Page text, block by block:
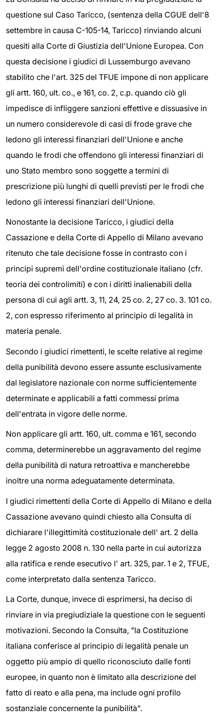
questione sul Caso Taricco, (sentenza della CGUE dell'8
settembre in causa C-105-14, Taricco) rinviando alcuni
quesiti alla Corte di Giustizia dell'Unione Europea. Con
questa decisione i giudici di Lussemburgo avevano
stabilito che l'art. 325 del TFUE impone di non applicare
gli artt. 160, ult. co., e 161, co. 2, c.p. quando ciò gli
impedisce di infliggere sanzioni effettive e dissuasive in
un numero considerevole di casi di frode grave che
ledono gli interessi finanziari dell'Unione e anche
quando le frodi che offendono gli interessi finanziari di
uno Stato membro sono soggette a termini di
prescrizione più lunghi di quelli previsti per le frodi che
ledono gli interessi finanziari dell'Unione.
Nonostante la decisione Taricco, i giudici della
Cassazione e della Corte di Appello di Milano avevano
ritenuto che tale decisione fosse in contrasto con i
principi supremi dell'ordine costituzionale italiano (cfr.
teoria dei controlimiti) e con i diritti inalienabili della
persona di cui agli artt. 3, 11, 24, 25 co. 2, 27 co. 3. 101 co.
2, con espresso riferimento al principio di legalità in
materia penale.
Secondo i giudici rimettenti, le scelte relative al regime
della punibilità devono essere assunte esclusivamente
dal legislatore nazionale con norme sufficientemente
determinate e applicabili a fatti commessi prima
dell'entrata in vigore delle norme.
Non applicare gli artt. 160, ult. comma e 161, secondo
comma, determinerebbe un aggravamento del regime
della punibilità di natura retroattiva e mancherebbe
inoltre una norma adeguatamente determinata.
I giudici rimettenti della Corte di Appello di Milano e della
Cassazione avevano quindi chiesto alla Consulta di
dichiarare l'illegittimità costituzionale dell' art. 2 della
legge 2 agosto 2008 n. 130 nella parte in cui autorizza
alla ratifica e rende esecutivo l' art. 325, par. 1 e 2, TFUE,
come interpretato dalla sentenza Taricco.
La Corte, dunque, invece di esprimersi, ha deciso di
rinviare in via pregiudiziale la questione con le seguenti
motivazioni. Secondo la Consulta, "la Costituzione
italiana conferisce al principio di legalità penale un
oggetto più ampio di quello riconosciuto dalle fonti
europee, in quanto non è limitato alla descrizione del
fatto di reato e alla pena, ma include ogni profilo
sostanziale concernente la punibilità".